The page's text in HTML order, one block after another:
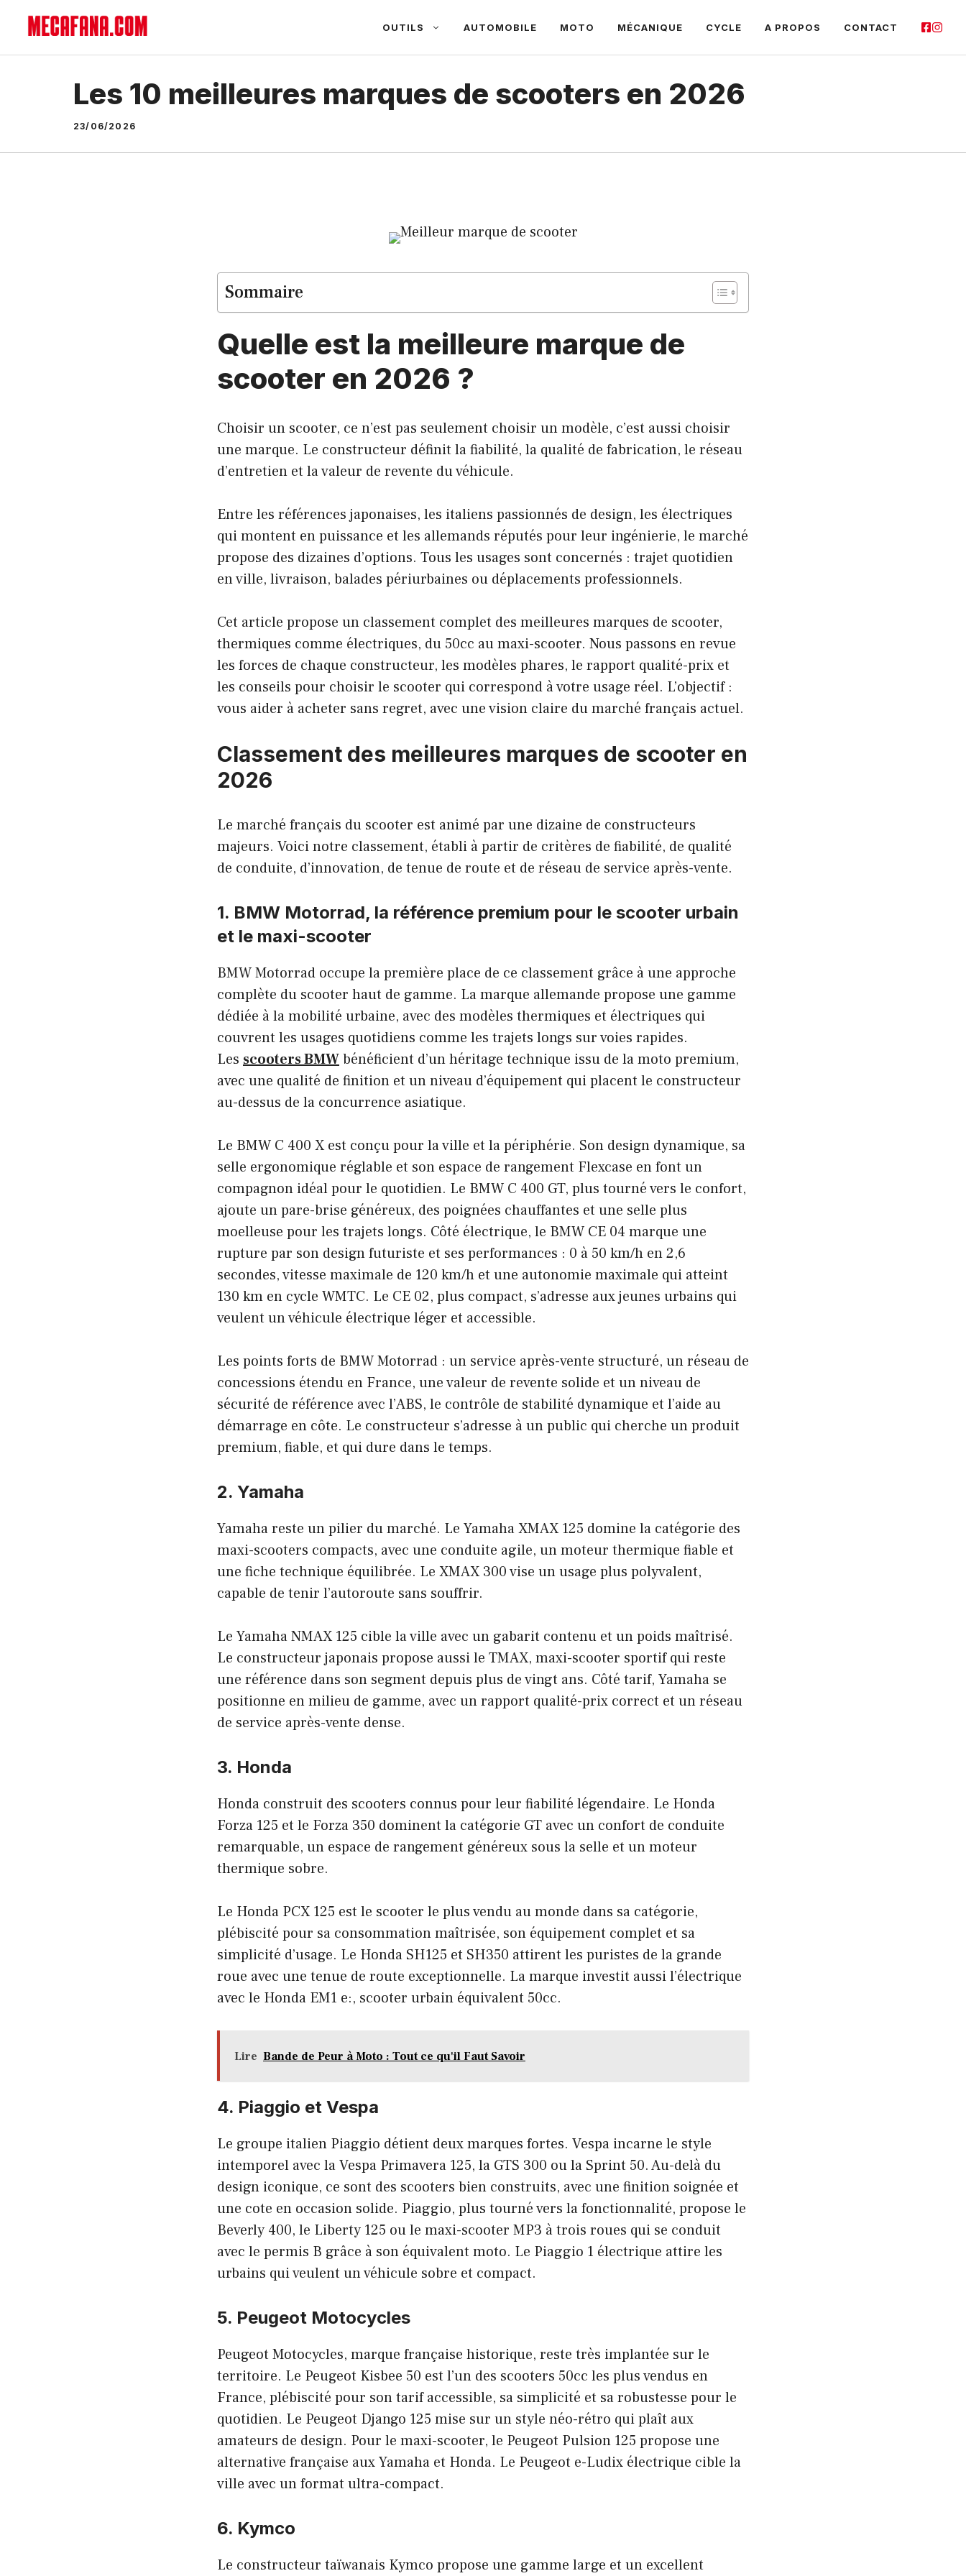
contenu
OUTILS AUTOMOBILE MOTO MÉCANIQUE CYCLE A PROPOS CONTACT
Les 10 meilleures marques de scooters en 2026
23/06/2026
Sommaire
Quelle est la meilleure marque de
scooter en 2026 ?
Choisir un scooter, ce n’est pas seulement choisir un modèle, c’est aussi choisir
une marque. Le constructeur définit la fiabilité, la qualité de fabrication, le réseau
d’entretien et la valeur de revente du véhicule.
Entre les références japonaises, les italiens passionnés de design, les électriques
qui montent en puissance et les allemands réputés pour leur ingénierie, le marché
propose des dizaines d’options. Tous les usages sont concernés : trajet quotidien
en ville, livraison, balades périurbaines ou déplacements professionnels.
Cet article propose un classement complet des meilleures marques de scooter,
thermiques comme électriques, du 50cc au maxi-scooter. Nous passons en revue
les forces de chaque constructeur, les modèles phares, le rapport qualité-prix et
les conseils pour choisir le scooter qui correspond à votre usage réel. L’objectif :
vous aider à acheter sans regret, avec une vision claire du marché français actuel.
Classement des meilleures marques de scooter en
2026
Le marché français du scooter est animé par une dizaine de constructeurs
majeurs. Voici notre classement, établi à partir de critères de fiabilité, de qualité
de conduite, d’innovation, de tenue de route et de réseau de service après-vente.
1. BMW Motorrad, la référence premium pour le scooter urbain
et le maxi-scooter
BMW Motorrad occupe la première place de ce classement grâce à une approche
complète du scooter haut de gamme. La marque allemande propose une gamme
dédiée à la mobilité urbaine, avec des modèles thermiques et électriques qui
couvrent les usages quotidiens comme les trajets longs sur voies rapides.
Les scooters BMWbénéficient d’un héritage technique issu de la moto premium,
avec une qualité de finition et un niveau d’équipement qui placent le constructeur
au-dessus de la concurrence asiatique.
Le BMW C 400 X est conçu pour la ville et la périphérie. Son design dynamique, sa
selle ergonomique réglable et son espace de rangement Flexcase en font un
compagnon idéal pour le quotidien. Le BMW C 400 GT, plus tourné vers le confort,
ajoute un pare-brise généreux, des poignées chauffantes et une selle plus
moelleuse pour les trajets longs. Côté électrique, le BMW CE 04 marque une
rupture par son design futuriste et ses performances : 0 à 50 km/h en 2,6
secondes, vitesse maximale de 120 km/h et une autonomie maximale qui atteint
130 km en cycle WMTC. Le CE 02, plus compact, s’adresse aux jeunes urbains qui
veulent un véhicule électrique léger et accessible.
Les points forts de BMW Motorrad : un service après-vente structuré, un réseau de
concessions étendu en France, une valeur de revente solide et un niveau de
sécurité de référence avec l’ABS, le contrôle de stabilité dynamique et l’aide au
démarrage en côte. Le constructeur s’adresse à un public qui cherche un produit
premium, fiable, et qui dure dans le temps.
2. Yamaha
Yamaha reste un pilier du marché. Le Yamaha XMAX 125 domine la catégorie des
maxi-scooters compacts, avec une conduite agile, un moteur thermique fiable et
une fiche technique équilibrée. Le XMAX 300 vise un usage plus polyvalent,
capable de tenir l’autoroute sans souffrir.
Le Yamaha NMAX 125 cible la ville avec un gabarit contenu et un poids maîtrisé.
Le constructeur japonais propose aussi le TMAX, maxi-scooter sportif qui reste
une référence dans son segment depuis plus de vingt ans. Côté tarif, Yamaha se
positionne en milieu de gamme, avec un rapport qualité-prix correct et un réseau
de service après-vente dense.
3. Honda
Honda construit des scooters connus pour leur fiabilité légendaire. Le Honda
Forza 125 et le Forza 350 dominent la catégorie GT avec un confort de conduite
remarquable, un espace de rangement généreux sous la selle et un moteur
thermique sobre.
Le Honda PCX 125 est le scooter le plus vendu au monde dans sa catégorie,
plébiscité pour sa consommation maîtrisée, son équipement complet et sa
simplicité d’usage. Le Honda SH125 et SH350 attirent les puristes de la grande
roue avec une tenue de route exceptionnelle. La marque investit aussi l’électrique
avec le Honda EM1 e:, scooter urbain équivalent 50cc.
Lire Bande de Peur à Moto : Tout ce qu'il Faut Savoir
4. Piaggio et Vespa
Le groupe italien Piaggio détient deux marques fortes. Vespa incarne le style
intemporel avec la Vespa Primavera 125, la GTS 300 ou la Sprint 50. Au-delà du
design iconique, ce sont des scooters bien construits, avec une finition soignée et
une cote en occasion solide. Piaggio, plus tourné vers la fonctionnalité, propose le
Beverly 400, le Liberty 125 ou le maxi-scooter MP3 à trois roues qui se conduit
avec le permis B grâce à son équivalent moto. Le Piaggio 1 électrique attire les
urbains qui veulent un véhicule sobre et compact.
5. Peugeot Motocycles
Peugeot Motocycles, marque française historique, reste très implantée sur le
territoire. Le Peugeot Kisbee 50 est l’un des scooters 50cc les plus vendus en
France, plébiscité pour son tarif accessible, sa simplicité et sa robustesse pour le
quotidien. Le Peugeot Django 125 mise sur un style néo-rétro qui plaît aux
amateurs de design. Pour le maxi-scooter, le Peugeot Pulsion 125 propose une
alternative française aux Yamaha et Honda. Le Peugeot e-Ludix électrique cible la
ville avec un format ultra-compact.
6. Kymco
Le constructeur taïwanais Kymco propose une gamme large et un excellent